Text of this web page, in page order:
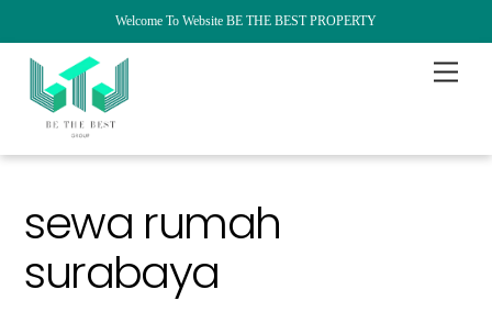
Welcome To Website BE THE BEST PROPERTY
content
Menu
sewa rumah
surabaya